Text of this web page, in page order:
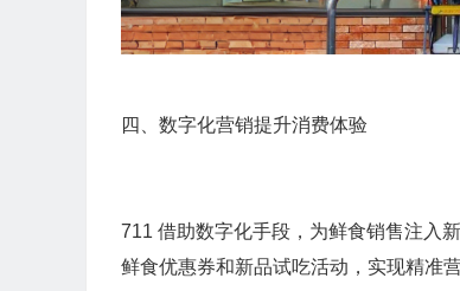
四、数字化营销提升消费体验
711 借助数字化手段，为鲜食销售注入
鲜食优惠券和新品试吃活动，实现精准